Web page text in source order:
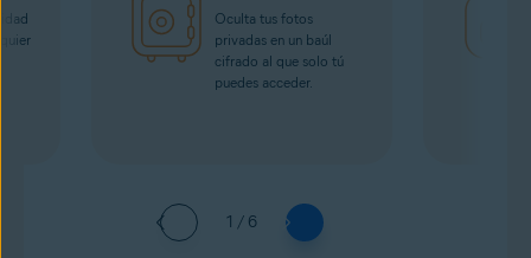
Oculta tus fotos
privadas en un baúl
cifrado al que solo tú
puedes acceder.
1 / 6